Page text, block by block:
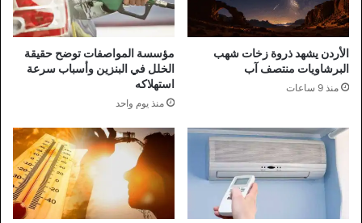
الأردن يشهد ذروة زخات شهب
البرشاويات منتصف آب
منذ 9 ساعات
مؤسسة المواصفات توضح حقيقة
الخلل في البنزين وأسباب سرعة
استهلاكه
منذ يوم واحد